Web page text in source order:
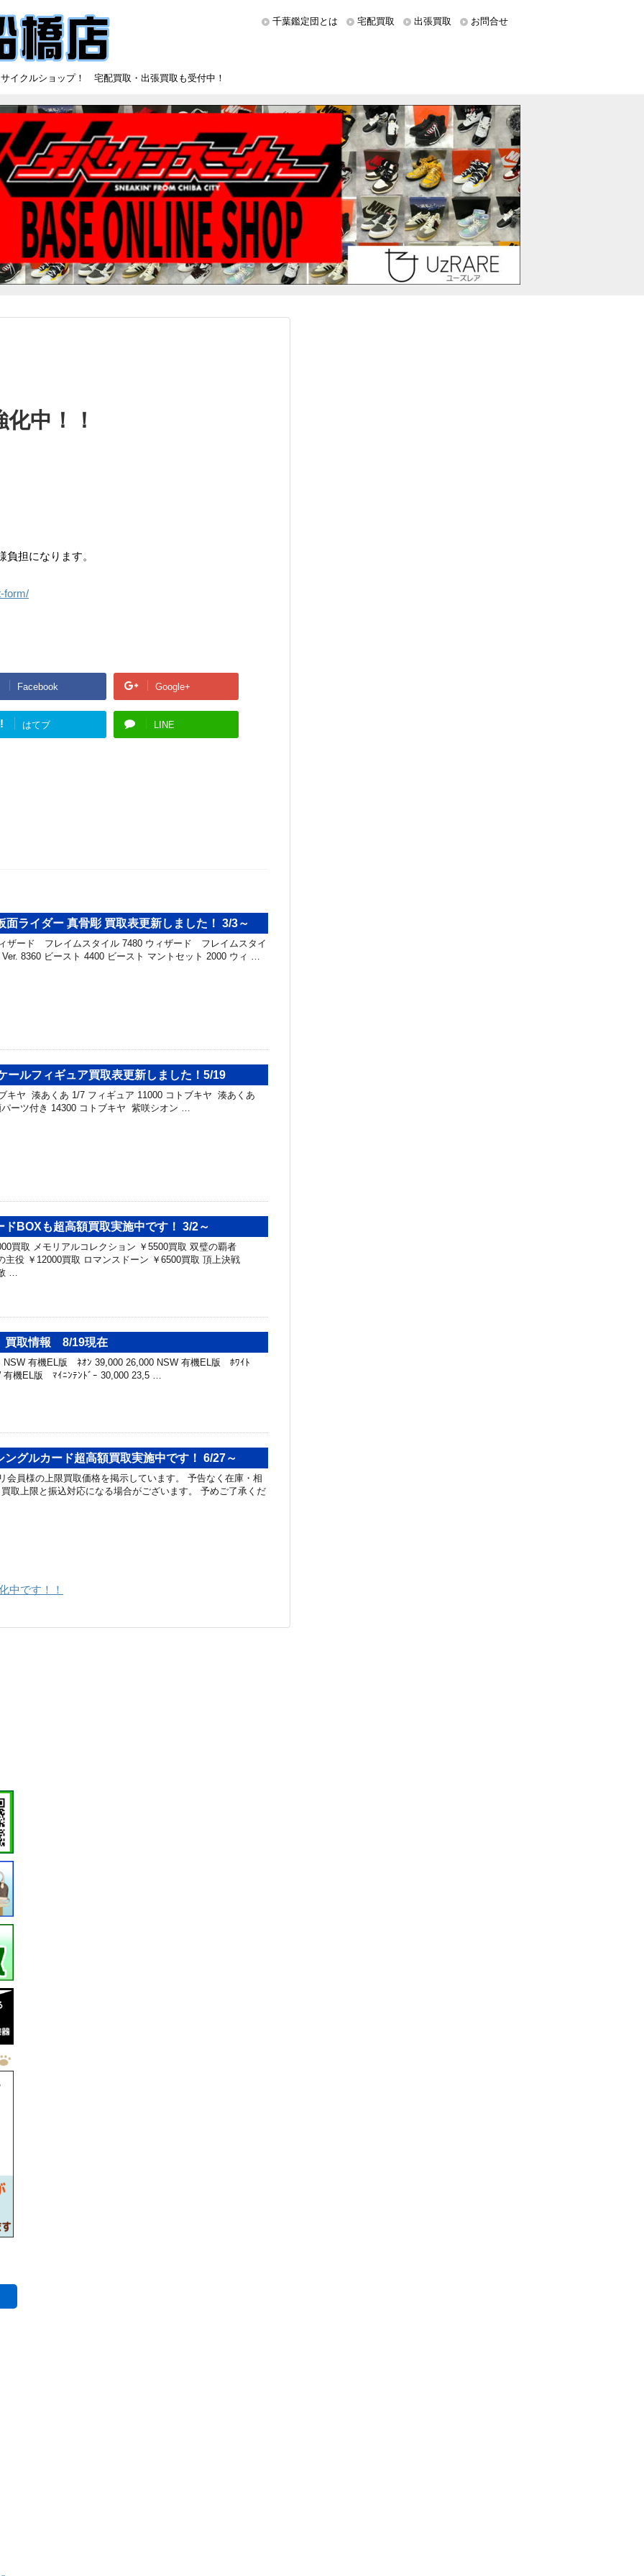
イクルショップ！ 宅配買取・出張買取も受付中！
千葉鑑定団とは 宅配買取 出張買取 お問合せ
中！！
担になります。
form/
Facebook Google+
はてブ LINE
ライダー 真骨彫 買取表更新しました！ 3/3～
ザード フレイムスタイル 7480 ウィザード フレイムスタイ
8360 ビースト 4400 ビースト マントセット 2000 ウィ …
ールフィギュア買取表更新しました！5/19
キヤ 湊あくあ 1/7 フィギュア 11000 コトブキヤ 湊あくあ
ーツ付き 14300 コトブキヤ 紫咲シオン …
ドBOXも超高額買取実施中です！ 3/2～
買取 メモリアルコレクション ￥5500買取 双璧の覇者
主役 ￥12000買取 ロマンスドーン ￥6500買取 頂上決戦
…
買取情報 8/19現在
NSW 有機EL版 ﾈｵﾝ 39,000 26,000 NSW 有機EL版 ﾎﾜｲﾄ
有機EL版 ﾏｲﾆﾝﾃﾝﾄﾞｰ 30,000 23,5 …
ングルカード超高額買取実施中です！ 6/27～
員様の上限買取価格を掲示しています。 予告なく在庫・相
取上限と振込対応になる場合がございます。 予めご了承くだ
中です！！